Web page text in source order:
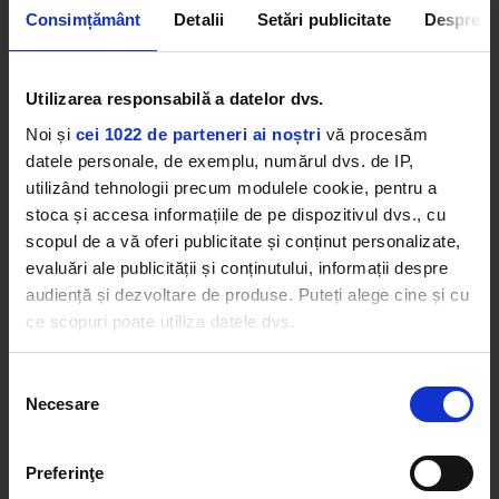
Consimțământ Detalii Setări publicitate Despre
Utilizarea responsabilă a datelor dvs.
Noi și cei 1022 de parteneri ai noștri vă procesăm
datele personale, de exemplu, numărul dvs. de IP,
utilizând tehnologii precum modulele cookie, pentru a
stoca și accesa informațiile de pe dispozitivul dvs., cu
scopul de a vă oferi publicitate și conținut personalizate,
evaluări ale publicității și conținutului, informații despre
audiență și dezvoltare de produse. Puteți alege cine și cu
ce scopuri poate utiliza datele dvs.
Să colectăm informațiile cu privire la locația dvs.
Să vă identificăm dispozitivul scanândul-l în mod
activ după caracteristici specifice (amprentare)
consimțământului
Necesare
Preferinţe
Rock 80s & 90s
POISON –RIDE THE WIND
Rock Blues
JEFF HEALEY–BLUE JEAN BLUES
Cele mai ascultate playlist-uri
PANANARAMA Radio
ZEDD, JON BELLION BEAUTIFUL NOW
Afro Vibes Volume II by Nico
FINE， ROMY JANSSEN & TABIA – UBUNTU
Favorites By Dimineața de Vară cu Boba &